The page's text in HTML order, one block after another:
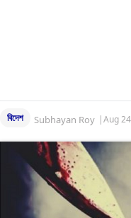
বিদেশ Subhayan Roy |Aug